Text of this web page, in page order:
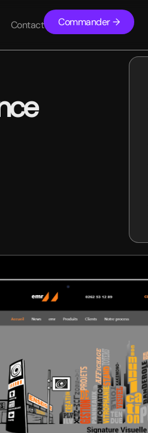
Contact Commander →